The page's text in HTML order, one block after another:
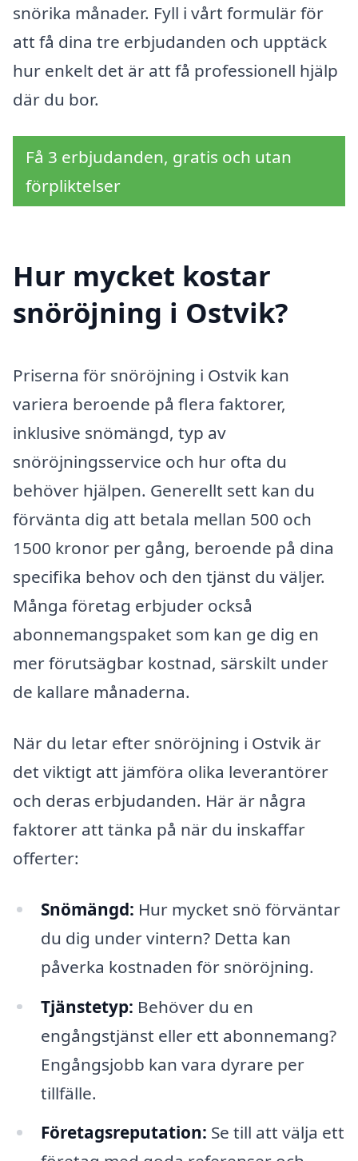
snörika månader. Fyll i vårt formulär för
att få dina tre erbjudanden och upptäck
hur enkelt det är att få professionell hjälp
där du bor.
Få 3 erbjudanden, gratis och utan
förpliktelser
Hur mycket kostar
snöröjning i Ostvik?
Priserna för snöröjning i Ostvik kan
variera beroende på flera faktorer,
inklusive snömängd, typ av
snöröjningsservice och hur ofta du
behöver hjälpen. Generellt sett kan du
förvänta dig att betala mellan 500 och
1500 kronor per gång, beroende på dina
specifika behov och den tjänst du väljer.
Många företag erbjuder också
abonnemangspaket som kan ge dig en
mer förutsägbar kostnad, särskilt under
de kallare månaderna.
När du letar efter snöröjning i Ostvik är
det viktigt att jämföra olika leverantörer
och deras erbjudanden. Här är några
faktorer att tänka på när du inskaffar
offerter:
Snömängd: Hur mycket snö förväntar
du dig under vintern? Detta kan
påverka kostnaden för snöröjning.
Tjänstetyp: Behöver du en
engångstjänst eller ett abonnemang?
Engångsjobb kan vara dyrare per
tillfälle.
Företagsreputation: Se till att välja ett